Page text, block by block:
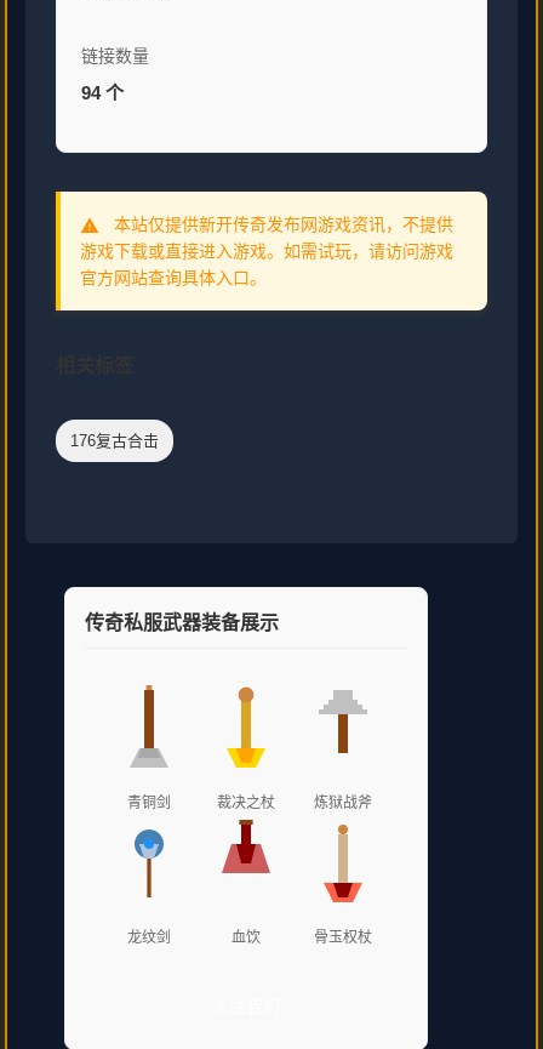
链接数量
94 个
warning
本站仅提供新开传奇发布网游戏资讯，不提供
游戏下载或直接进入游戏。如需试玩，请访问游戏
官方网站查询具体入口。
176复古合击
传奇私服武器装备展示
青铜剑 裁决之杖 炼狱战斧
龙纹剑 血饮 骨玉权杖